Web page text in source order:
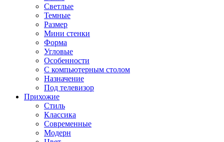
Светлые
Темные
Размер
Мини стенки
Форма
Угловые
Особенности
С компьютерным столом
Назначение
Под телевизор
Прихожие
Стиль
Классика
Современные
Модерн